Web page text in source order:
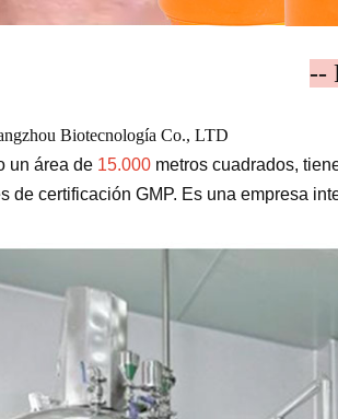
--
Biotecnología Co., LTD
un área de 15.000metros cuadrados,
de certificación GMP. Es una empresa